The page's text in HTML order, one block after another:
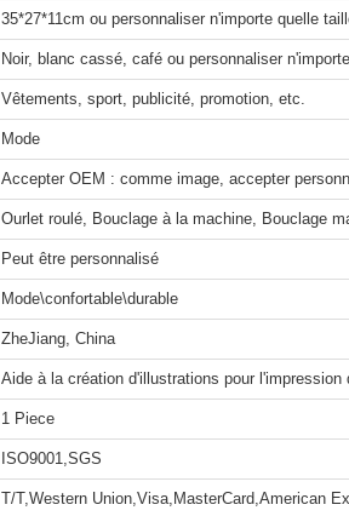
35*27*11cm ou personnaliser n'importe quelle
Noir, blanc cassé, café ou personnaliser
Vêtements, sport, publicité, promotion, etc.
Mode
Accepter OEM : comme image, accepter
Ourlet roulé, Bouclage à la machine, Bouclage
Peut être personnalisé
Mode\confortable\durable
ZheJiang, China
Aide à la création d'illustrations pour l'impression
1 Piece
ISO9001,SGS
T/T,Western Union,Visa,MasterCard,American